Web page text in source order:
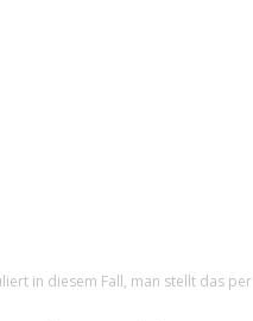
in diesem Fall, man stellt das per